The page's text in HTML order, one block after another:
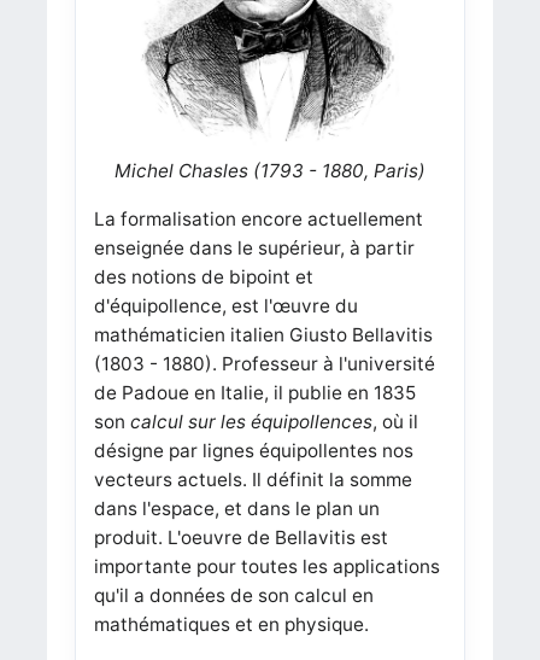
Michel Chasles (1793 - 1880, Paris)
La formalisation encore actuellement
enseignée dans le supérieur, à partir
des notions de bipoint et
d'équipollence, est l'œuvre du
mathématicien italien Giusto Bellavitis
(1803 - 1880). Professeur à l'université
de Padoue en Italie, il publie en 1835
son calcul sur les équipollences, où il
désigne par lignes équipollentes nos
vecteurs actuels. Il définit la somme
dans l'espace, et dans le plan un
produit. L'oeuvre de Bellavitis est
importante pour toutes les applications
qu'il a données de son calcul en
mathématiques et en physique.